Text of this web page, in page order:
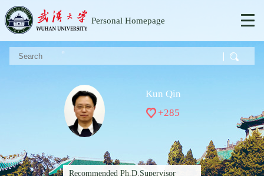
Personal Homepage
Kun Qin
+285
Recommended Ph.D.Supervisor